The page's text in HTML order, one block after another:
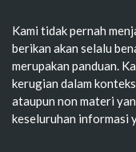
Kami tidak pernah
berikan akan selalu
merupakan panduan.
kerugian dalam
ataupun non materi
keseluruhan informasi